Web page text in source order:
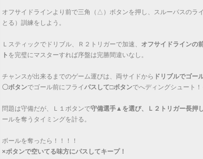
オフサイドラインより前で三角（△）ボタンを押し、スルーパスのラ
とる）訓練をしよう。
Ｌスティックでドリブル、Ｒ２トリガーで加速、 オフサイドラインの
ト を完璧にマスターすれば序盤は完勝間違いなし。
チャンスが出来るまでのゲーム運びは、両サイドから ドリブルでゴー
〇ボタンでゴール前にフライパスして□ボタンでへディングシュート！
問題は守備だが、Ｌ１ボタンで守備選手▲を選び、Ｌ２トリガー長押
ールを奪うタイミングを計る。
ボールを奪ったら！！！！
×ボタンで空いてる味方にパスしてキープ！